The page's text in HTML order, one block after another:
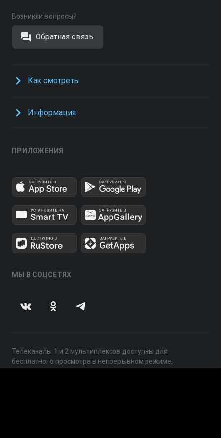
Возникли вопросы?
Обратная связь
Как смотреть
Информация
ПРИЛОЖЕНИЯ
МЫ В СОЦСЕТЯХ
Телеканалы 1 и 2 мультиплексов доступны для
бесплатного просмотра в непрерывном режиме,
круглосуточно.